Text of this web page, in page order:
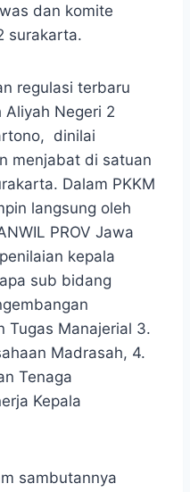
dan komite
surakarta.
regulasi terbaru
Aliyah Negeri 2
dinilai
menjabat di satuan
Dalam PKKM
langsung oleh
PROV Jawa
kepala
sub bidang
Tugas Manajerial 3.
Madrasah, 4.
Tenaga
Kepala
sambutannya